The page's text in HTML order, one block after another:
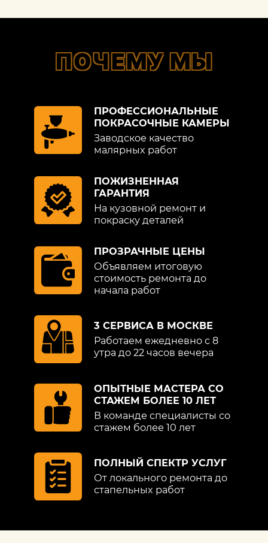
ПОЧЕМУ МЫ
ПРОФЕССИОНАЛЬНЫЕ
ПОКРАСОЧНЫЕ КАМЕРЫ
Заводское качество
малярных работ
ПОЖИЗНЕННАЯ
ГАРАНТИЯ
На кузовной ремонт и
покраску деталей
ПРОЗРАЧНЫЕ ЦЕНЫ
Объявляем итоговую
стоимость ремонта до
начала работ
3 СЕРВИСА В МОСКВЕ
Работаем ежедневно с 8
утра до 22 часов вечера
ОПЫТНЫЕ МАСТЕРА СО
СТАЖЕМ БОЛЕЕ 10 ЛЕТ
В команде специалисты со
стажем более 10 лет
ПОЛНЫЙ СПЕКТР УСЛУГ
От локального ремонта до
стапельных работ